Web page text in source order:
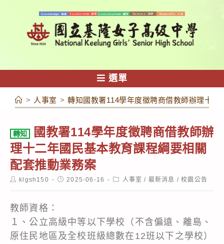
容
選單
> 人事室 > 轉知國教署114學年度徵聘商借教師辦理十
轉知
國教署114學年度徵聘商借教師辦
理十二年國民基本教育課程綱要相關
配套推動業務案
Postklgsh150
Post2025-06-16
Post人事室 / 最新消息 / 校園公告
教師資格：
１、公立高級中等以下學校（不含偏遠、離島、
原住民地區及全校班級總數在12班以下之學校）